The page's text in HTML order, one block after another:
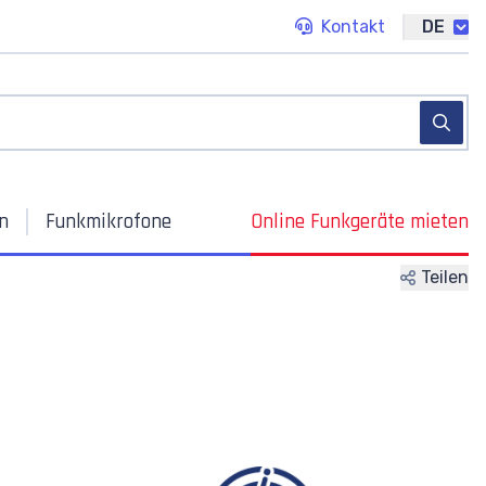
Kontakt DE
Funkmikrofone Online Funkgeräte mieten
Teilen